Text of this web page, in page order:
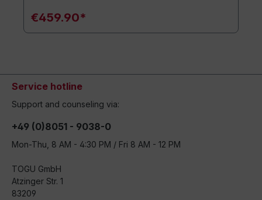
€459.90*
Service hotline
Support and counseling via:
+49 (0)8051 - 9038-0
Mon-Thu, 8 AM - 4:30 PM / Fri 8 AM - 12 PM
TOGU GmbH
Atzinger Str. 1
83209